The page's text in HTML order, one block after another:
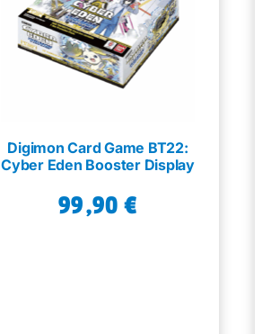
Digimon Card Game BT22:
Cyber Eden Booster Display
99,90 €